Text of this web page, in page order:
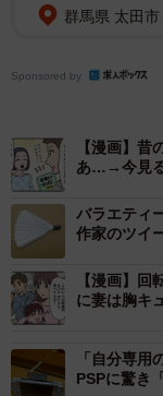
「え…？」「こんなこ
「これ、今だった
群馬県 太田市
Sponsored by
【漫画】
あ…→今見る
バラエティ
作家のツイ
【漫画】
に妻は胸キ
「自分専
PSPに驚き